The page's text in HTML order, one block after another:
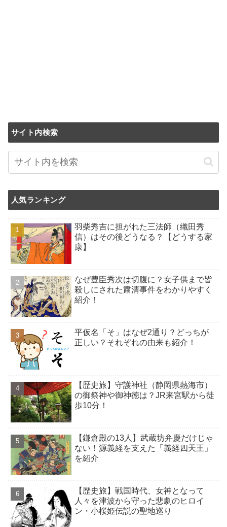
サイト内検索
人気ランキング
羽柴秀吉に担がれた三法師（織田秀
信）はその後どうなる？【どうする家
康】
なぜ豊臣秀次は切腹に？女子供まで皆
殺しにされた粛清事件をわかりやすく
紹介！
平仮名「そ」はなぜ2通り？どっちが
正しい？それぞれの由来も紹介！
【歴史旅】守護神社（静岡県熱海市）
の御祭神や御神徳は？JR来宮駅から徒
歩10分！
【鎌倉殿の13人】武蔵坊弁慶だけじゃ
ない！源義経を支えた「義経四天王」
を紹介
【歴史旅】戦国時代、女神となって
人々を津波から守った悲劇のヒロイ
ン・小桜姫伝説の聖地巡り